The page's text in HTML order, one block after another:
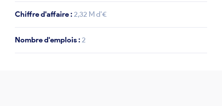
Chiffre d'affaire :2,32 M d'€
Nombre d'emplois :2